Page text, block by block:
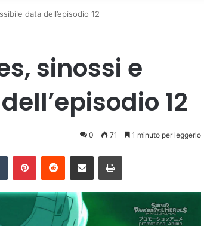
data dell’episodio 12
sinossi e
12
0 71 1 minuto per leggerlo
Tumblr PinterestReddit Condividi via mail Stampa